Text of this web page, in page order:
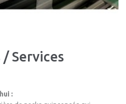
Services
: